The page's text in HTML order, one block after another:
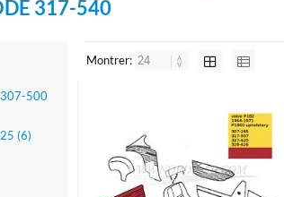
317-540
500
(6)
Montrer: